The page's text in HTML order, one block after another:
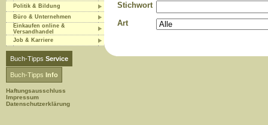
Politik & Bildung
Büro & Unternehmen
Einkaufen online &
Versandhandel
Job & Karriere
Buch-Tipps Service
Buch-Tipps Info
Haftungsausschluss
Impressum
Datenschutzerklärung
Stichwort
Art